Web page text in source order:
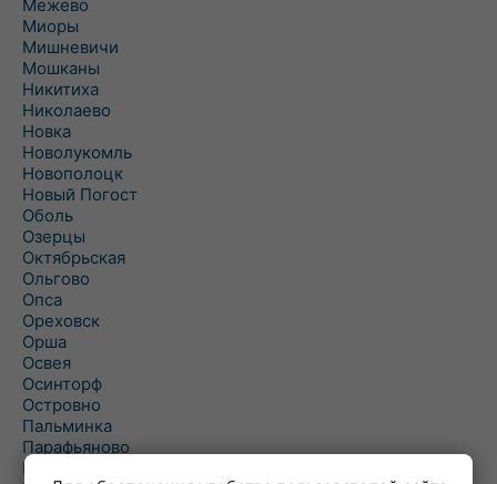
Межево
Миоры
Мишневичи
Мошканы
Никитиха
Николаево
Новка
Новолукомль
Новополоцк
Новый Погост
Оболь
Озерцы
Октябрьская
Ольгово
Опса
Ореховск
Орша
Освея
Осинторф
Островно
Пальминка
Парафьяново
Плисса